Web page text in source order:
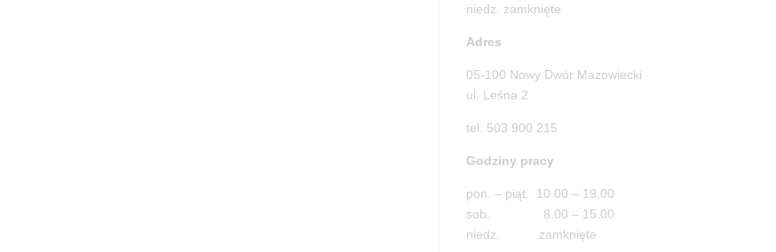
niedz. zamknięte
Adres
05-100 Nowy Dwór Mazowiecki
ul. Leśna 2
tel. 503 900 215
Godziny pracy
pon. – piąt. 10.00 – 19.00
sob. 8.00 – 15.00
niedz. zamknięte